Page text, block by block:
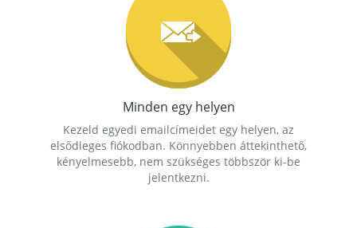
Minden egy helyen
Kezeld egyedi emailcímeidet egy helyen, az
elsődleges fiókodban. Könnyebben áttekinthető,
kényelmesebb, nem szükséges többször ki-be
jelentkezni.